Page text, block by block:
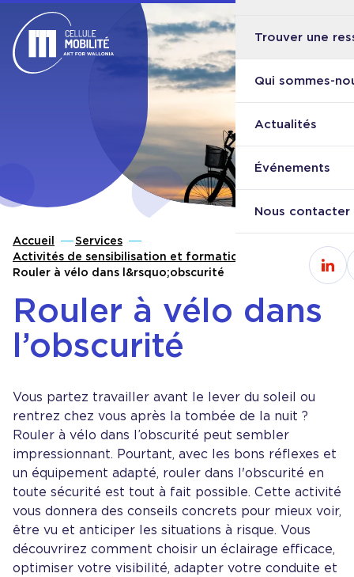
Retour à l'accueil
Trouver une
Qui sommes-
Actualités
Événements
Nous contacter
Accueil
Services
Activités de sensibilisation et formations vélo
Rouler à vélo dans l&rsquo;obscurité
Rouler à vélo dans
l’obscurité
Vous partez travailler avant le lever du soleil ou
rentrez chez vous après la tombée de la nuit ?
Rouler à vélo dans l’obscurité peut sembler
impressionnant. Pourtant, avec les bons réflexes et
un équipement adapté, rouler dans l'obscurité en
toute sécurité est tout à fait possible. Cette activité
vous donnera des conseils concrets pour mieux voir,
être vu et anticiper les situations à risque. Vous
découvrirez comment choisir un éclairage efficace,
optimiser votre visibilité, adapter votre conduite et